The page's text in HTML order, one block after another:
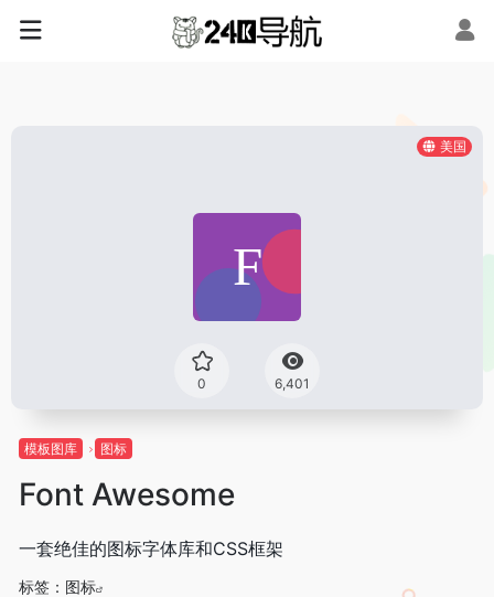
美国
0 6,401
模板图库 图标
Font Awesome
一套绝佳的图标字体库和CSS框架
标签： 图标